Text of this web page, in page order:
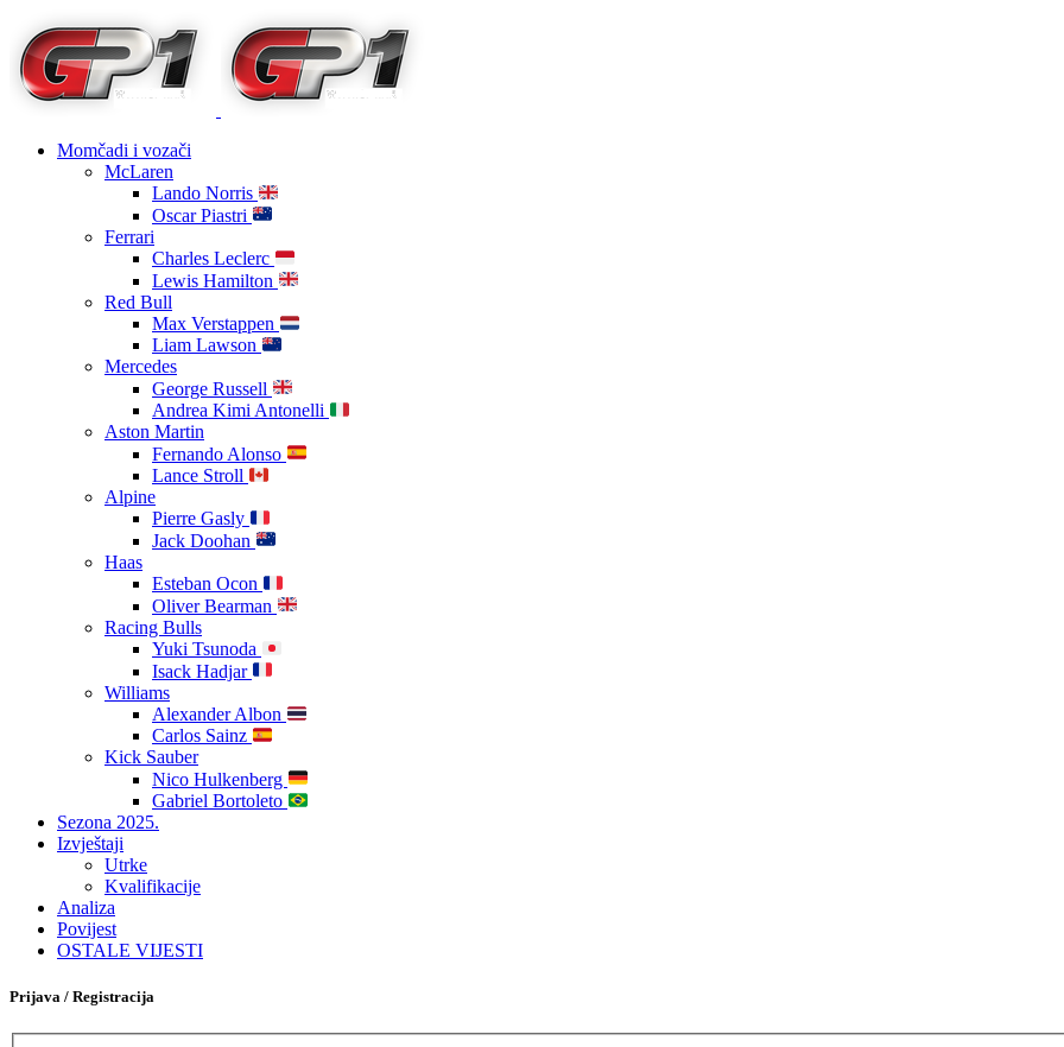
Momčadi i vozači
McLaren
Lando Norris
Oscar Piastri
Ferrari
Charles Leclerc
Lewis Hamilton
Red Bull
Max Verstappen
Liam Lawson
Mercedes
George Russell
Andrea Kimi Antonelli
Aston Martin
Fernando Alonso
Lance Stroll
Alpine
Pierre Gasly
Jack Doohan
Haas
Esteban Ocon
Oliver Bearman
Racing Bulls
Yuki Tsunoda
Isack Hadjar
Williams
Alexander Albon
Carlos Sainz
Kick Sauber
Nico Hulkenberg
Gabriel Bortoleto
Sezona 2025.
Izvještaji
Utrke
Kvalifikacije
Analiza
Povijest
OSTALE VIJESTI
Prijava / Registracija